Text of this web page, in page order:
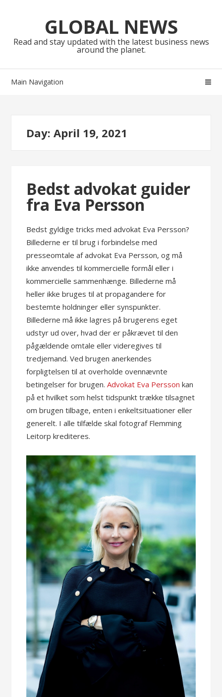
navigationGLOBAL NEWS
Read and stay updated with the latest business news
around the planet.
Main Navigation
Day:April 19, 2021
Bedst advokat guider
fra Eva Persson
Bedst gyldige tricks med advokat Eva Persson?
Billederne er til brug i forbindelse med
presseomtale af advokat Eva Persson, og må
ikke anvendes til kommercielle formål eller i
kommercielle sammenhænge. Billederne må
heller ikke bruges til at propagandere for
bestemte holdninger eller synspunkter.
Billederne må ikke lagres på brugerens eget
udstyr ud over, hvad der er påkrævet til den
pågældende omtale eller videregives til
tredjemand. Ved brugen anerkendes
forpligtelsen til at overholde ovennævnte
betingelser for brugen.Advokat Eva Persson kan
på et hvilket som helst tidspunkt trække tilsagnet
om brugen tilbage, enten i enkeltsituationer eller
generelt. I alle tilfælde skal fotograf Flemming
Leitorp krediteres.